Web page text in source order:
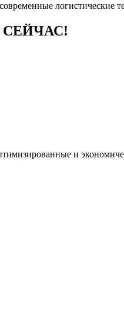
логистические
и